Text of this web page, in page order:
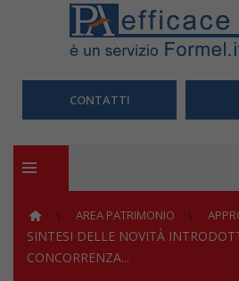
CONTATTI
AREA PATRIMONIO
SINTESI DELLE NOVITÀ
CONCORRENZA...